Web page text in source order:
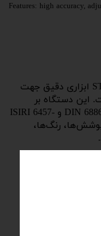
Features: high accuracy,
دستگاه Scratch Resistance Tester مدل ST-20 ابزاری دقیق جهت
دستگاه بر
اساس استانداردهای معتبر بین‌المللی DIN 68861-4 و ISIRI 6457-
رنگ‌ها،